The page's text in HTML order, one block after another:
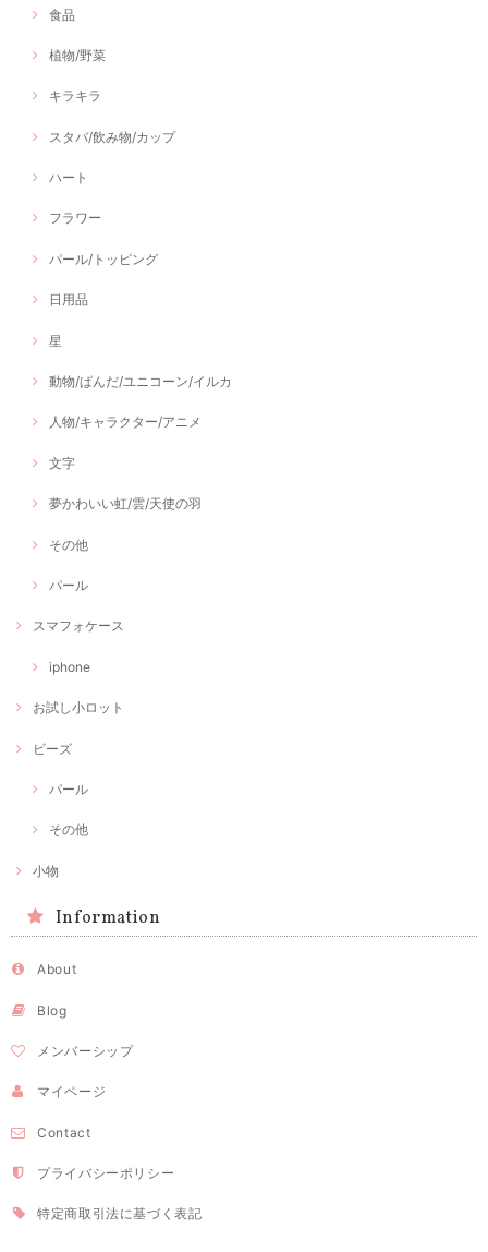
食品
植物/野菜
キラキラ
スタバ/飲み物/カップ
ハート
フラワー
パール/トッピング
日用品
星
動物/ぱんだ/ユニコーン/イルカ
人物/キャラクター/アニメ
文字
夢かわいい虹/雲/天使の羽
その他
パール
スマフォケース
iphone
お試し小ロット
ビーズ
パール
その他
小物
Information
About
Blog
メンバーシップ
マイページ
Contact
プライバシーポリシー
特定商取引法に基づく表記